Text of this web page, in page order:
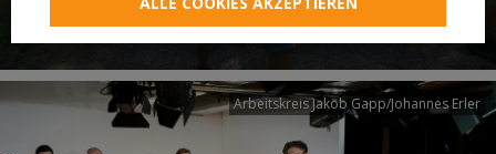
Laudato si’
Arbeitskreis Jakob Gapp/Johannes Erler